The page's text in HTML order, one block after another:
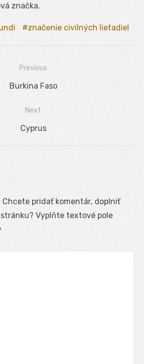
značka.
značenie civilných lietadiel
Previous
Previous
Burkina Faso
Next
Next
Cyprus
pridať komentár, doplniť
Vyplňte textové pole